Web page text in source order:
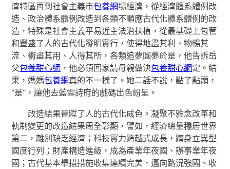
濟特區再到社會主義市包養網場經濟，從經濟體系體例改
造、政治體系體例改造到各類不順應古代化體系體例的改
造，特殊是社會主義平易近主法治扶植，從最基礎上包管
和豐盛了人的古代化發明實行，使得地盡其利、物暢其
流、術盡其用、人得其所，各類追夢圓夢於是，他告訴岳
父包養甜心網 ，他必須回家請母親做決包養甜心網定。結
果，媽媽包養網真的不一樣了。她二話不說，點了點頭，
“是”，讓他去藍雪詩府的戲碼出色紛呈。
改造結果晉陞了人的古代化成色。凝聚不雅念改革和
軌制變更的改造結果周全彰顯，譬如，經濟總量穩居世界
第二，離別缺乏經濟；科技實力跨越式成長，躋身立異型
國度行列；財產構造進級，成為產業年夜國、辦事業年夜
國；古代基本舉措措施收集連續完美，邁向路況強國、收